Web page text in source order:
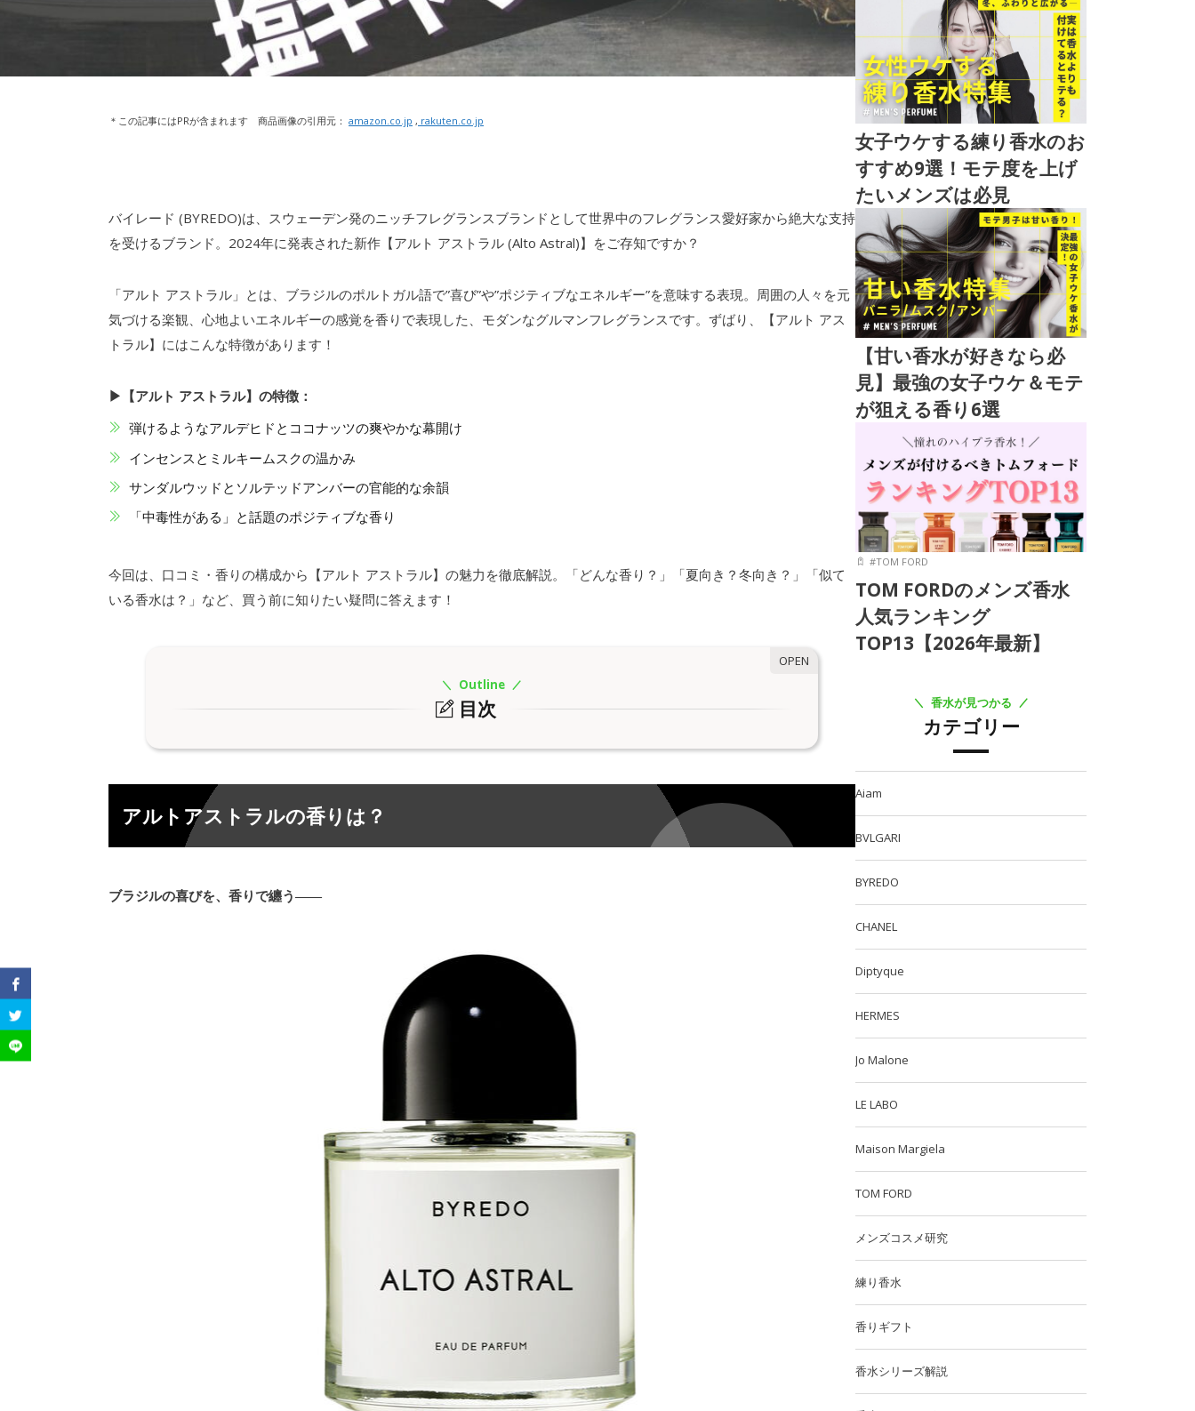
＊この記事にはPRが含まれます 商品画像の引用元： amazon.co.jp , rakuten.co.jp
バイレード (BYREDO)は、スウェーデン発のニッチフレグランスブランドとして世界中のフレグランス愛好家から絶大な支持
を受けるブランド。2024年に発表された新作【アルト アストラル (Alto Astral)】をご存知ですか？
「アルト アストラル」とは、ブラジルのポルトガル語で”喜び”や”ポジティブなエネルギー”を意味する表現。周囲の人々を元
気づける楽観、心地よいエネルギーの感覚を香りで表現した、モダンなグルマンフレグランスです。ずばり、【アルト アス
トラル】にはこんな特徴があります！
▶【アルト アストラル】の特徴：
弾けるようなアルデヒドとココナッツの爽やかな幕開け
インセンスとミルキームスクの温かみ
サンダルウッドとソルテッドアンバーの官能的な余韻
「中毒性がある」と話題のポジティブな香り
今回は、口コミ・香りの構成から【アルト アストラル】の魅力を徹底解説。「どんな香り？」「夏向き？冬向き？」「似て
いる香水は？」など、買う前に知りたい疑問に答えます！
目次
Outline
1.
1-2.
ミドルノート “お香とジャスミンの深み”
ラストノート “塩キャラメルのような甘じょっぱい余韻”
アルトアストラルに似ている香水は？
MUGLER【エイリアン ゴッデス インテンス】
MIX:BAR【ココナッツ パーム】★入手困難…
アルトアストラルの付け方とおすすめのシーンは？
アルトアストラルの香りは？
ブラジルの喜びを、香りで纏う――
女子ウケする練り香水のお
すすめ9選！モテ度を上げ
たいメンズは必見
【甘い香水が好きなら必
見】最強の女子ウケ＆モテ
が狙える香り6選
#TOM FORD
TOM FORDのメンズ香水
人気ランキング
TOP13【2026年最新】
カテゴリー
香水が見つかる
Aiam
BVLGARI
BYREDO
CHANEL
Diptyque
HERMES
Jo Malone
LE LABO
Maison Margiela
TOM FORD
メンズコスメ研究
練り香水
香りギフト
香水シリーズ解説